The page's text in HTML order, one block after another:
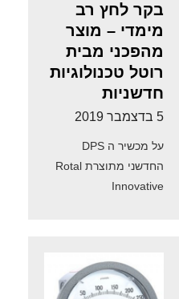
בקר לחץ רב
מימדי – מוצר
מהפכני מבית
רוטל טכנולוגיות
חדשניות
5 בדצמבר 2019
על מכשיר ה DPS
החדשני מתוצרת Rotal
Innovative
מדידה, שידור, מפסק
לחץ, אוגר נתונים